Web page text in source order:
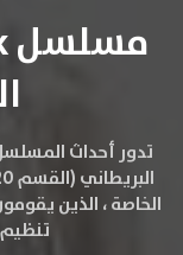
تدور أحداث
الخاصة ، الذين